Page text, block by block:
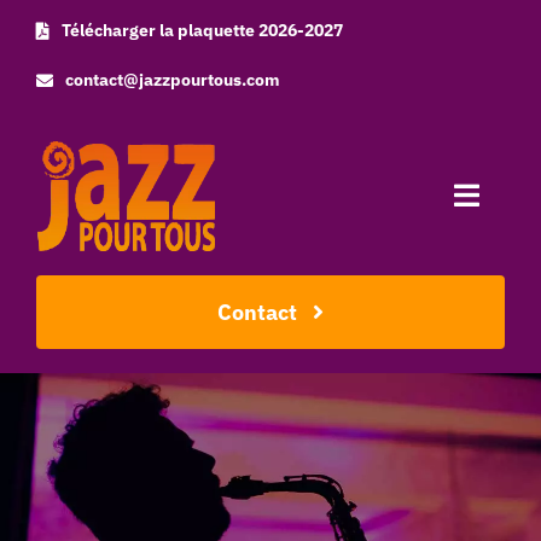
Skip
content
Télécharger la plaquette 2026-2027
contact@jazzpourtous.com
Toggle
Accueil
L’association
Les concerts
Photos
Contact